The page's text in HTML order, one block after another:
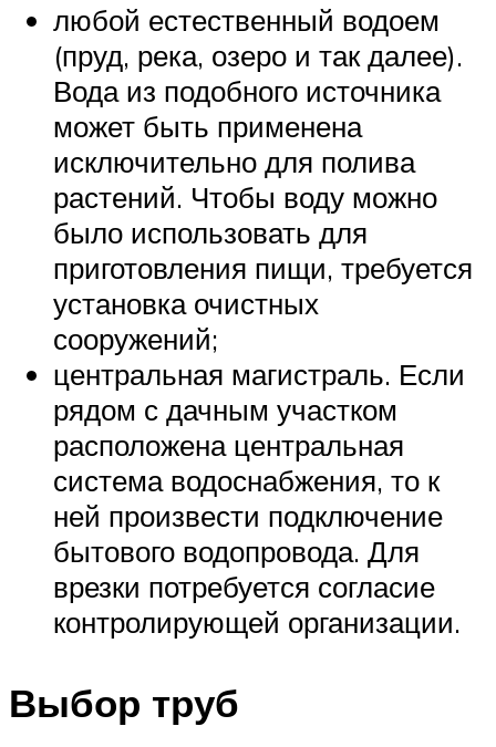
любой естественный водоем
(пруд, река, озеро и так далее).
Вода из подобного источника
может быть применена
исключительно для полива
растений. Чтобы воду можно
было использовать для
приготовления пищи, требуется
установка очистных
сооружений;
центральная магистраль. Если
рядом с дачным участком
расположена центральная
система водоснабжения, то к
ней произвести подключение
бытового водопровода. Для
врезки потребуется согласие
контролирующей организации.
Выбор труб